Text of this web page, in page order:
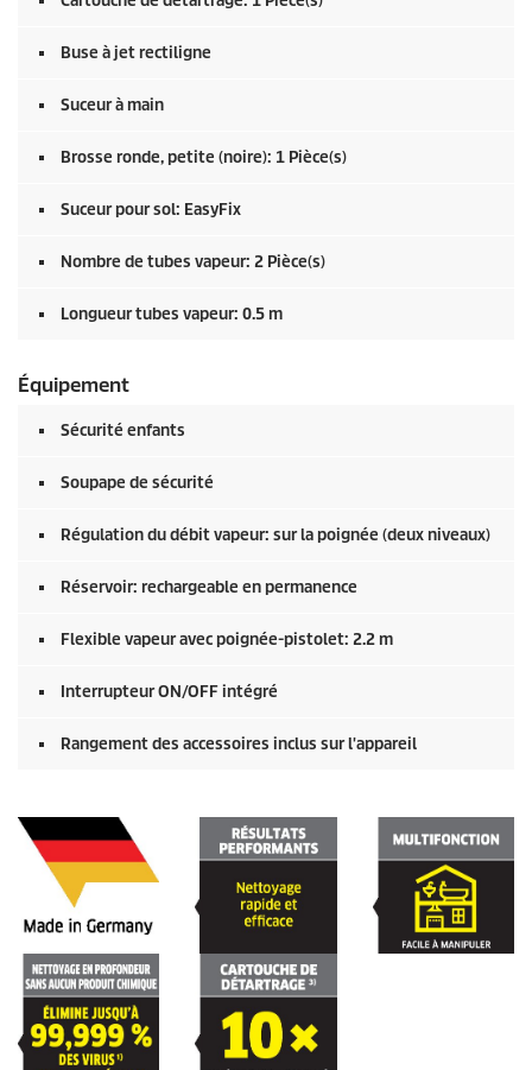
Buse à jet rectiligne
Suceur à main
Brosse ronde, petite (noire): 1 Pièce(s)
Suceur pour sol: EasyFix
Nombre de tubes vapeur: 2 Pièce(s)
Longueur tubes vapeur: 0.5 m
Équipement
Sécurité enfants
Soupape de sécurité
Régulation du débit vapeur: sur la poignée (deux niveaux)
Réservoir: rechargeable en permanence
Flexible vapeur avec poignée-pistolet: 2.2 m
Interrupteur ON/OFF intégré
Rangement des accessoires inclus sur l'appareil